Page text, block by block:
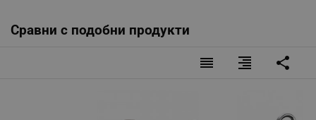
Сравни с подобни продукти
reorder format_align_right share